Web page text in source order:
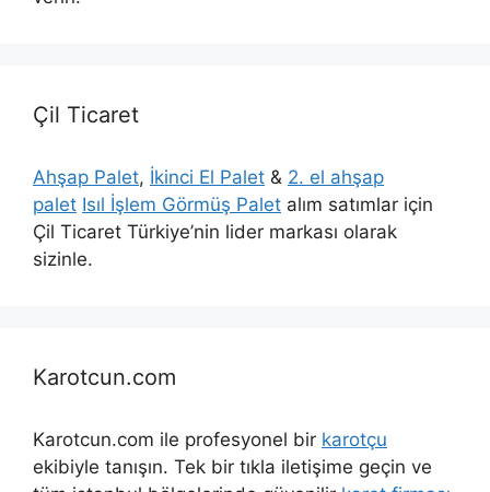
Çil Ticaret
Ahşap Palet, İkinci El Palet & 2. el ahşap
palet Isıl İşlem Görmüş Palet alım satımlar için
Çil Ticaret Türkiye’nin lider markası olarak
sizinle.
Karotcun.com
Karotcun.com ile profesyonel bir karotçu
ekibiyle tanışın. Tek bir tıkla iletişime geçin ve